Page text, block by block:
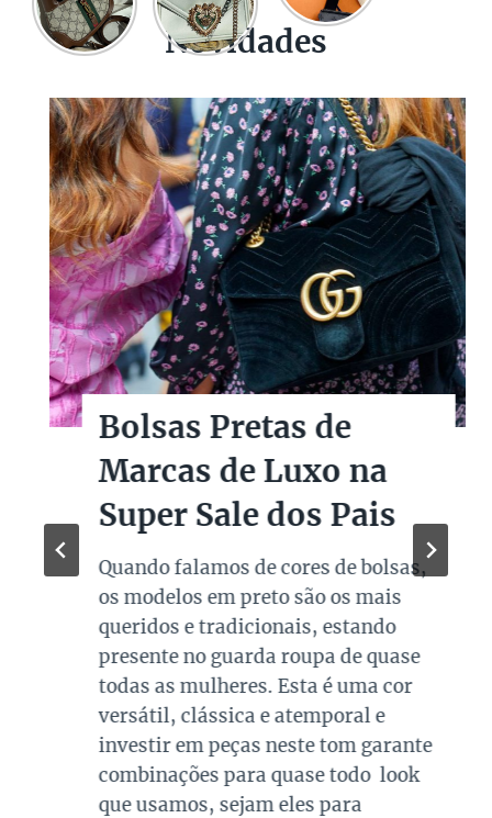
Novidades
Bolsas Pretas de
Marcas de Luxo na
Super Sale dos Pais
Quando falamos de cores de bolsas,
os modelos em preto são os mais
queridos e tradicionais, estando
presente no guarda roupa de quase
todas as mulheres. Esta é uma cor
versátil, clássica e atemporal e
investir em peças neste tom garante
combinações para quase todo look
que usamos, sejam eles para